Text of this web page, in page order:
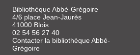
Bibliothèque Abbé-Grégoire
4/6 place Jean-Jaurès
41000 Blois
02 54 56 27 40
Contacter la bibliothèque Abbé-
Grégoire